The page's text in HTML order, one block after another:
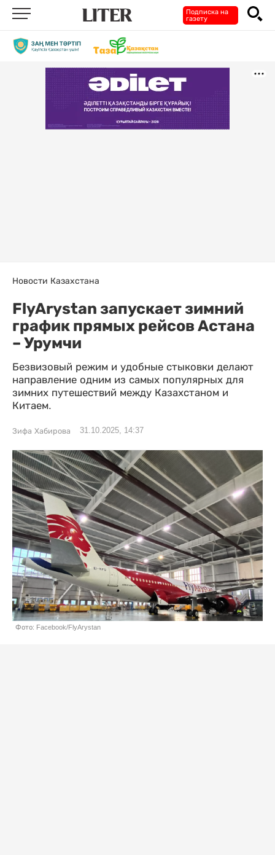
Подписка на
газету
Новости Казахстана
FlyArystan запускает зимний
график прямых рейсов Астана
– Урумчи
Безвизовый режим и удобные стыковки делают
направление одним из самых популярных для
зимних путешествий между Казахстаном и
Китаем.
Зифа Хабирова 31.10.2025, 14:37
Фото: Facebook/FlyArystan